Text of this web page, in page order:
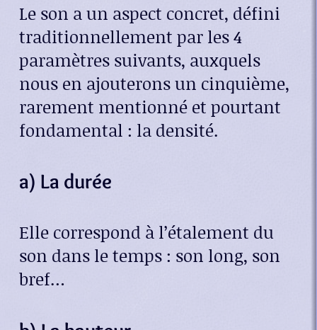
Le son a un aspect concret, défini
traditionnellement par les 4
paramètres suivants, auxquels
nous en ajouterons un cinquième,
rarement mentionné et pourtant
fondamental : la densité.
a) La durée
Elle correspond à l’étalement du
son dans le temps : son long, son
bref…